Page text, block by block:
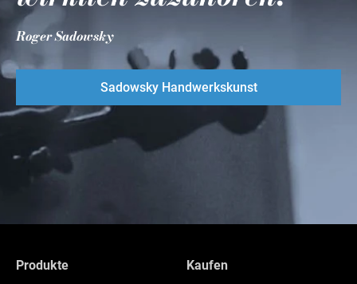
Roger Sadowsky
Sadowsky Handwerkskunst
Produkte Kaufen